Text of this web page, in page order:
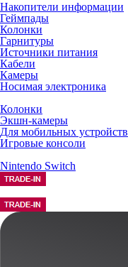
Накопители информации
Геймпады
Колонки
Гарнитуры
Источники питания
Кабели
Камеры
Носимая электроника
Колонки
Экшн-камеры
Для мобильных устройств
Игровые консоли
Nintendo Switch